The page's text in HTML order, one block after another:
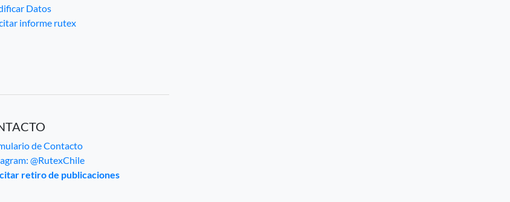
Datos
informe rutex
de Contacto
@RutexChile
retiro de publicaciones